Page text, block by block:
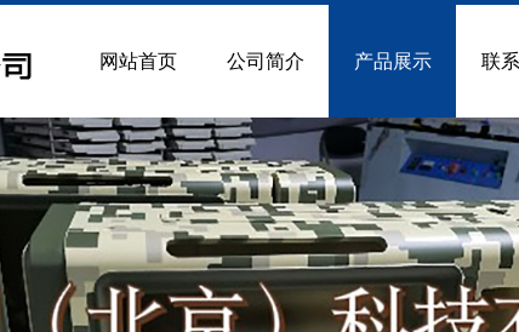
网站首页 公司简介 产品展示 联